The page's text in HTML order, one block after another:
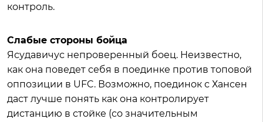
контроль.
Слабые стороны бойца
Ясудавичус непроверенный боец. Неизвестно,
как она поведет себя в поединке против топовой
оппозиции в UFC. Возможно, поединок с Хансен
даст лучше понять как она контролирует
дистанцию в стойке (со значительным